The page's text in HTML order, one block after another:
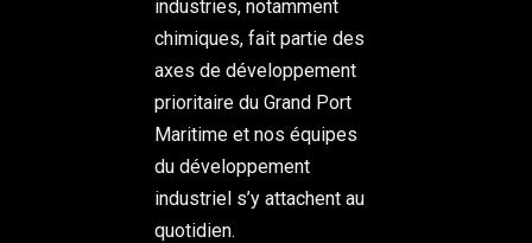
industries, notamment
chimiques, fait partie des
axes de développement
prioritaire du Grand Port
Maritime et nos équipes
du développement
industriel s’y attachent au
quotidien.